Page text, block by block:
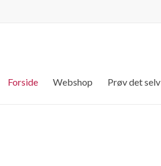
Forside Webshop Prøv det selv